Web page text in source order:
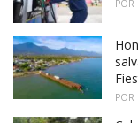
POR
POR